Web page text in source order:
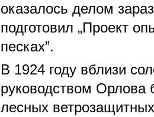
оказалось делом
подготовил „Проект
песках”.
В 1924 году вблизи
руководством Орлова
лесных